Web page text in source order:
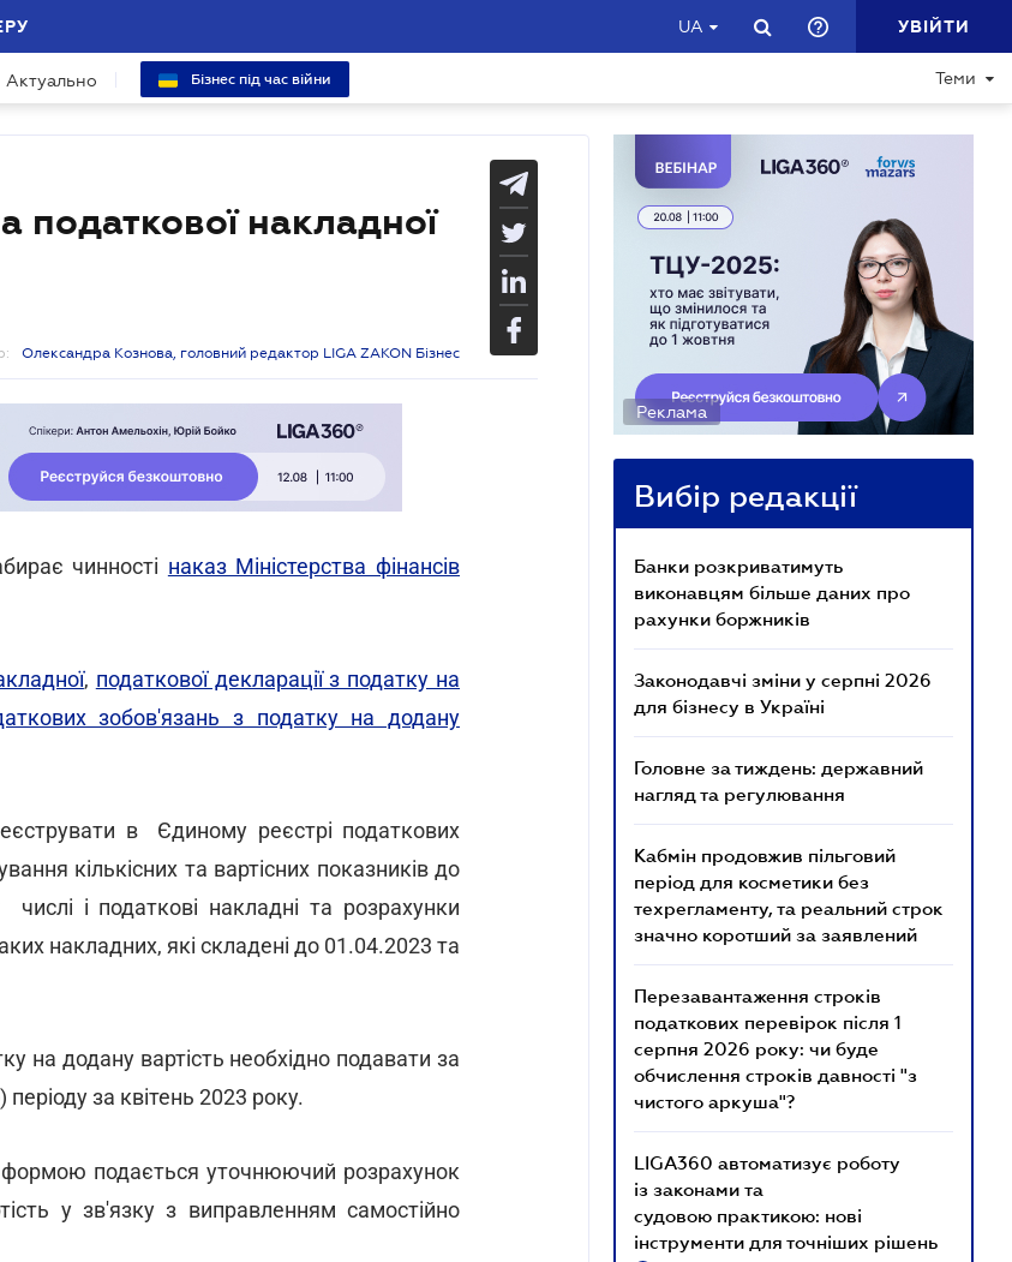
UA УВІЙТИ
Актуально Бізнес під час війни Теми
податкової накладної
Олександра Кознова, головний редактор LIGA ZAKON Бізнес
чинності наказ Міністерства фінансів
, податкової декларації з податку на
зобов'язань з податку на додану
в Єдиному реєстрі податкових
кількісних та вартісних показників до
і податкові накладні та розрахунки
накладних, які складені до 01.04.2023 та
на додану вартість необхідно подавати за
за квітень 2023 року.
подається уточнюючий розрахунок
у зв'язку з виправленням самостійно
Реклама
Вибір редакції
Банки розкриватимуть
виконавцям більше даних про
рахунки боржників
Законодавчі зміни у серпні 2026
для бізнесу в Україні
Головне за тиждень: державний
нагляд та регулювання
Кабмін продовжив пільговий
період для косметики без
техрегламенту, та реальний строк
значно коротший за заявлений
Перезавантаження строків
податкових перевірок після 1
серпня 2026 року: чи буде
обчислення строків давності "з
чистого аркуша"?
LIGA360 автоматизує роботу
із законами та
судовою практикою: нові
інструменти для точніших рішень